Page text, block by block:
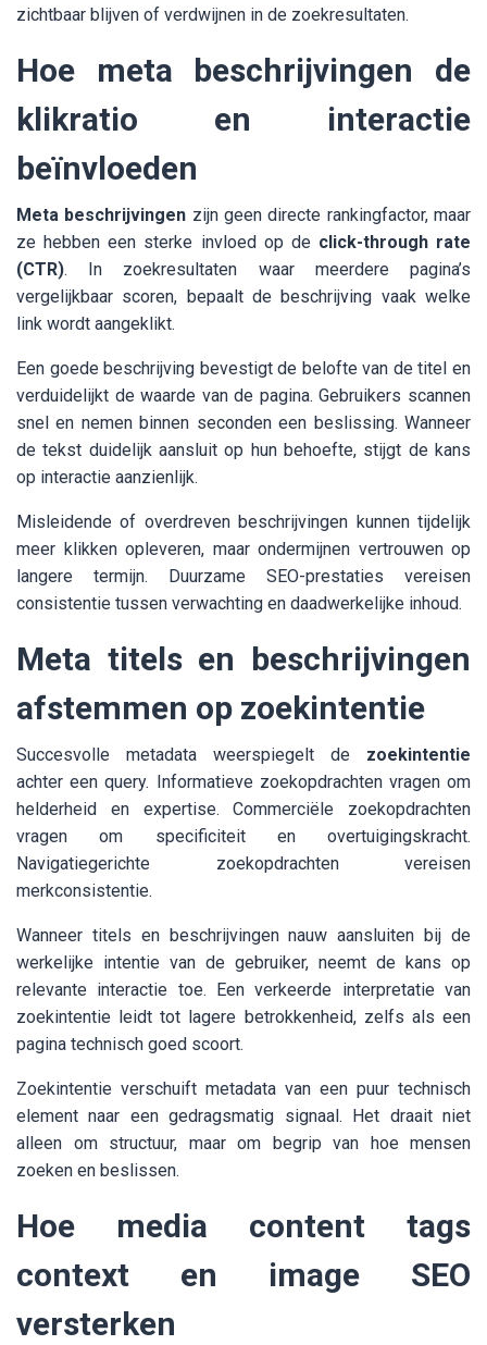
zichtbaar blijven of verdwijnen in de zoekresultaten.
Hoe meta beschrijvingen de
klikratio en interactie
beïnvloeden
Meta beschrijvingen zijn geen directe rankingfactor, maar
ze hebben een sterke invloed op de click-through rate
(CTR). In zoekresultaten waar meerdere pagina’s
vergelijkbaar scoren, bepaalt de beschrijving vaak welke
link wordt aangeklikt.
Een goede beschrijving bevestigt de belofte van de titel en
verduidelijkt de waarde van de pagina. Gebruikers scannen
snel en nemen binnen seconden een beslissing. Wanneer
de tekst duidelijk aansluit op hun behoefte, stijgt de kans
op interactie aanzienlijk.
Misleidende of overdreven beschrijvingen kunnen tijdelijk
meer klikken opleveren, maar ondermijnen vertrouwen op
langere termijn. Duurzame SEO-prestaties vereisen
consistentie tussen verwachting en daadwerkelijke inhoud.
Meta titels en beschrijvingen
afstemmen op zoekintentie
Succesvolle metadata weerspiegelt de zoekintentie
achter een query. Informatieve zoekopdrachten vragen om
helderheid en expertise. Commerciële zoekopdrachten
vragen om specificiteit en overtuigingskracht.
Navigatiegerichte zoekopdrachten vereisen
merkconsistentie.
Wanneer titels en beschrijvingen nauw aansluiten bij de
werkelijke intentie van de gebruiker, neemt de kans op
relevante interactie toe. Een verkeerde interpretatie van
zoekintentie leidt tot lagere betrokkenheid, zelfs als een
pagina technisch goed scoort.
Zoekintentie verschuift metadata van een puur technisch
element naar een gedragsmatig signaal. Het draait niet
alleen om structuur, maar om begrip van hoe mensen
zoeken en beslissen.
Hoe media content tags
context en image SEO
versterken